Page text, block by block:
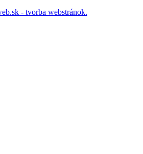
- tvorba webstránok.